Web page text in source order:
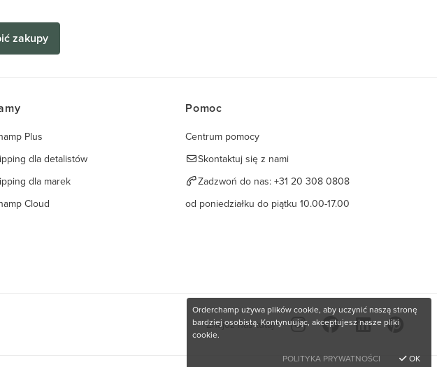
zakupy
Plus
dla detalistów
dla marek
Cloud
Pomoc
Centrum pomocy
Skontaktuj się z nami
Zadzwoń do nas: +31 20 308 0808
od poniedziałku do piątku 10.00-17.00
Znajdź nas tutaj
Orderchamp używa plików cookie, aby uczynić naszą stronę
bardziej osobistą. Kontynuując, akceptujesz nasze pliki
cookie.
POLITYKA PRYWATNOŚCI
OK